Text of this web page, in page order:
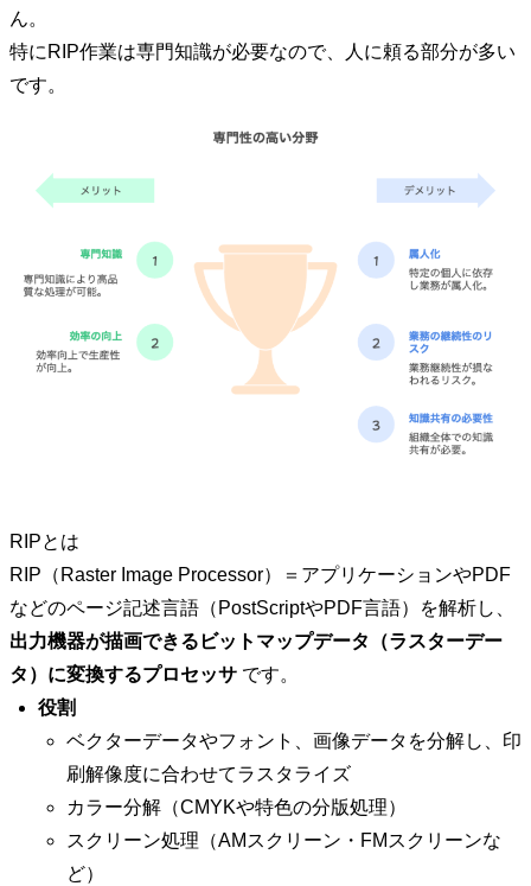
ん。
特にRIP作業は専門知識が必要なので、人に頼る部分が多い
です。
RIPとは
RIP（Raster Image Processor）＝アプリケーションやPDF
などのページ記述言語（PostScriptやPDF言語）を解析し、
出力機器が描画できるビットマップデータ（ラスターデー
タ）に変換するプロセッサ です。
役割
ベクターデータやフォント、画像データを分解し、印
刷解像度に合わせてラスタライズ
カラー分解（CMYKや特色の分版処理）
スクリーン処理（AMスクリーン・FMスクリーンな
ど）